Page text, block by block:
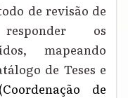
de revisão de
os
mapeando
de Teses e
(Coordenação de